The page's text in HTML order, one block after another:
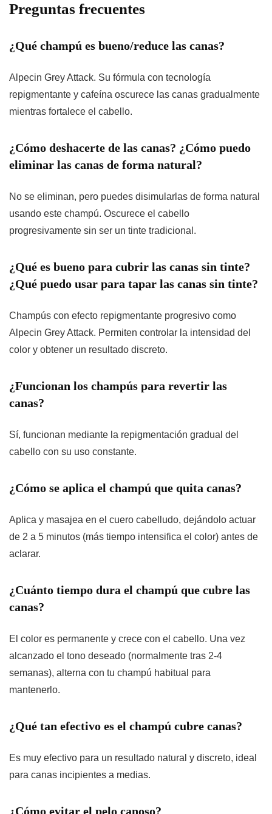
Preguntas frecuentes
¿Qué champú es bueno/reduce las canas?
Alpecin Grey Attack. Su fórmula con tecnología
repigmentante y cafeína oscurece las canas gradualmente
mientras fortalece el cabello.
¿Cómo deshacerte de las canas? ¿Cómo puedo
eliminar las canas de forma natural?
No se eliminan, pero puedes disimularlas de forma natural
usando este champú. Oscurece el cabello
progresivamente sin ser un tinte tradicional.
¿Qué es bueno para cubrir las canas sin tinte?
¿Qué puedo usar para tapar las canas sin tinte?
Champús con efecto repigmentante progresivo como
Alpecin Grey Attack. Permiten controlar la intensidad del
color y obtener un resultado discreto.
¿Funcionan los champús para revertir las
canas?
Sí, funcionan mediante la repigmentación gradual del
cabello con su uso constante.
¿Cómo se aplica el champú que quita canas?
Aplica y masajea en el cuero cabelludo, dejándolo actuar
de 2 a 5 minutos (más tiempo intensifica el color) antes de
aclarar.
¿Cuánto tiempo dura el champú que cubre las
canas?
El color es permanente y crece con el cabello. Una vez
alcanzado el tono deseado (normalmente tras 2-4
semanas), alterna con tu champú habitual para
mantenerlo.
¿Qué tan efectivo es el champú cubre canas?
Es muy efectivo para un resultado natural y discreto, ideal
para canas incipientes a medias.
¿Cómo evitar el pelo canoso?